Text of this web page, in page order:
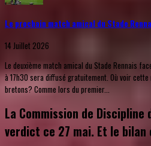
Le prochain match amical du Stade
14 Juillet 2026
Le deuxième match amical du Stade Rennais
à 17h30 sera diffusé gratuitement. Où voir
bretons? Comme lors du premier...
La Commission de Discipline
verdict ce 27 mai. Et le bilan